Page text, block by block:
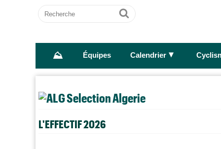
Recherche
Ok
⛰ Équipes Calendrier ►
Selection Algerie
L'EFFECTIF 2026